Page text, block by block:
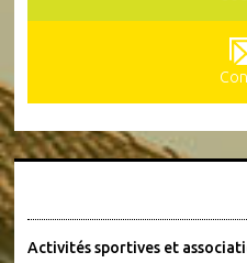
Activités sportives et